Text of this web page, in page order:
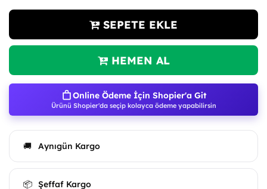
SEPETE EKLE
HEMEN AL
Online Ödeme İçin Shopier'a Git
Ürünü Shopier'da seçip kolayca ödeme yapabilirsin
🚚 Aynıgün Kargo
📦 Şeffaf Kargo